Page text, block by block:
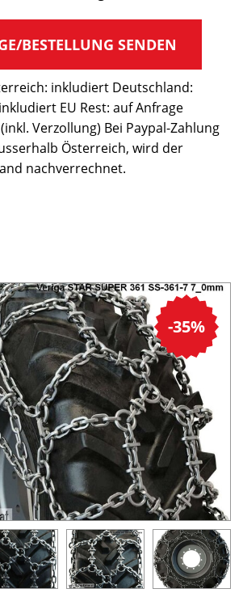
BESTELLUNG SENDEN
inkludiert Deutschland:
EU Rest: auf Anfrage
Verzollung) Bei Paypal-Zahlung
Österreich, wird der
nachverrechnet.
-35%